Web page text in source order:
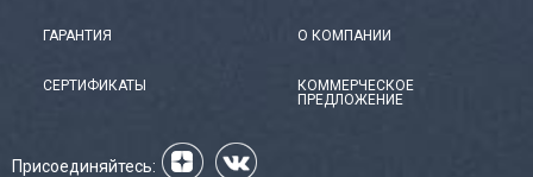
ГАРАНТИЯ
СЕРТИФИКАТЫ
О КОМПАНИИ
КОММЕРЧЕСКОЕ
ПРЕДЛОЖЕНИЕ
Присоединяйтесь: